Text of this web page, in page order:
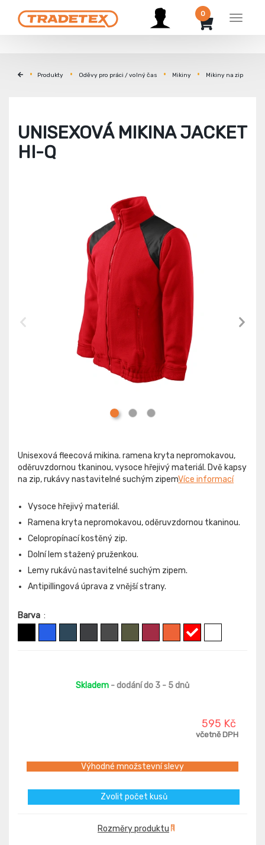
Menu
0
Produkty Oděvy pro práci / volný čas Mikiny Mikiny na zip
UNISEXOVÁ MIKINA JACKET
HI-Q
Unisexová fleecová mikina. ramena kryta nepromokavou,
oděruvzdornou tkaninou, vysoce hřejivý materiál. Dvě kapsy
na zip, rukávy nastavitelné suchým zipemVíce informací
Vysoce hřejivý materiál.
Ramena kryta nepromokavou, oděruvzdornou tkaninou.
Celopropínací kostěný zip.
Dolní lem stažený pruženkou.
Lemy rukávů nastavitelné suchým zipem.
Antipillingová úprava z vnější strany.
Barva :
Skladem - dodání do 3 - 5 dnů
595 Kč
včetně DPH
Výhodné množstevní slevy
Zvolit počet kusů
Rozměry produktu